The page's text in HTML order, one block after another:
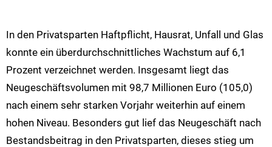
In den Privatsparten Haftpflicht, Hausrat, Unfall und Glas
konnte ein überdurchschnittliches Wachstum auf 6,1
Prozent verzeichnet werden. Insgesamt liegt das
Neugeschäftsvolumen mit 98,7 Millionen Euro (105,0)
nach einem sehr starken Vorjahr weiterhin auf einem
hohen Niveau. Besonders gut lief das Neugeschäft nach
Bestandsbeitrag in den Privatsparten, dieses stieg um